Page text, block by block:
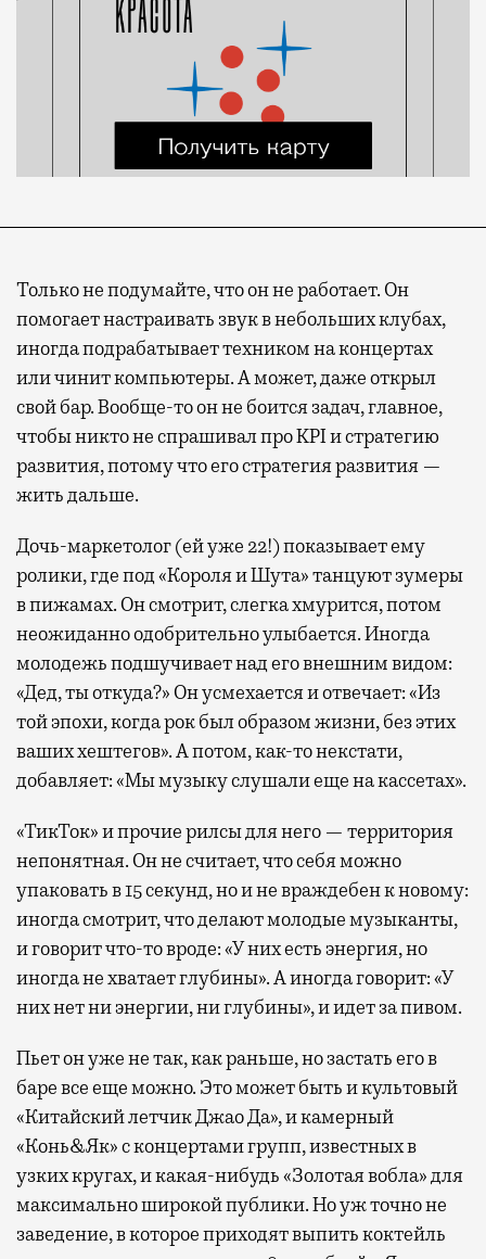
Только не подумайте, что он не работает. Он
помогает настраивать звук в небольших клубах,
иногда подрабатывает техником на концертах
или чинит компьютеры. А может, даже открыл
свой бар. Вообще-то он не боится задач, главное,
чтобы никто не спрашивал про KPI и стратегию
развития, потому что его стратегия развития —
жить дальше.
Дочь-маркетолог (ей уже 22!) показывает ему
ролики, где под «Короля и Шута» танцуют зумеры
в пижамах. Он смотрит, слегка хмурится, потом
неожиданно одобрительно улыбается. Иногда
молодежь подшучивает над его внешним видом:
«Дед, ты откуда?» Он усмехается и отвечает: «Из
той эпохи, когда рок был образом жизни, без этих
ваших хештегов». А потом, как-то некстати,
добавляет: «Мы музыку слушали еще на кассетах».
«ТикТок» и прочие рилсы для него — территория
непонятная. Он не считает, что себя можно
упаковать в 15 секунд, но и не враждебен к новому:
иногда смотрит, что делают молодые музыканты,
и говорит что-то вроде: «У них есть энергия, но
иногда не хватает глубины». А иногда говорит: «У
них нет ни энергии, ни глубины», и идет за пивом.
Пьет он уже не так, как раньше, но застать его в
баре все еще можно. Это может быть и культовый
«Китайский летчик Джао Да», и камерный
«Конь&Як» с концертами групп, известных в
узких кругах, и какая-нибудь «Золотая вобла» для
максимально широкой публики. Но уж точно не
заведение, в которое приходят выпить коктейль